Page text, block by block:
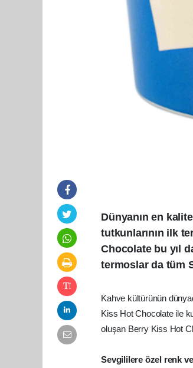
Dünyanın en
tutkunlarının ilk
Chocolate bu yıl
termoslar da tüm
Kahve kültürünün
Kiss Hot Chocolate ile
oluşan Berry Kiss Hot
Sevgililere özel renk